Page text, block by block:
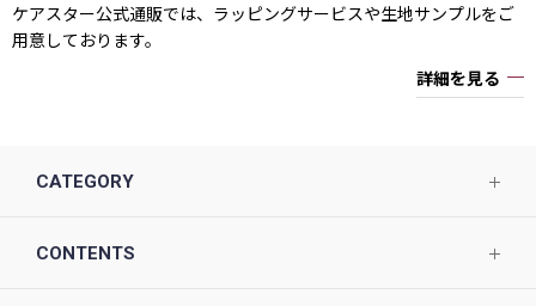
ケアスター公式通販では、ラッピングサービスや生地サンプルをご
用意しております。
詳細を見る
CATEGORY
CONTENTS